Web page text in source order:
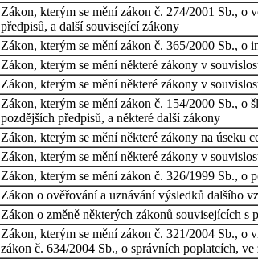
Zákon, kterým se mění zákon č. 274/2001 Sb., o
předpisů, a další související zákony
Zákon, kterým se mění zákon č. 365/2000 Sb., o
Zákon, kterým se mění některé zákony v
Zákon, kterým se mění některé zákony v
Zákon, kterým se mění zákon č. 154/2000 Sb., o
pozdějších předpisů, a některé další zákony
Zákon, kterým se mění některé zákony na úseku
Zákon, kterým se mění některé zákony v
Zákon, kterým se mění zákon č. 326/1999 Sb., o
Zákon o ověřování a uznávání výsledků dalšího
Zákon o změně některých zákonů souvisejících s
Zákon, kterým se mění zákon č. 321/2004 Sb., o
zákon č. 634/2004 Sb., o správních poplatcích, ve